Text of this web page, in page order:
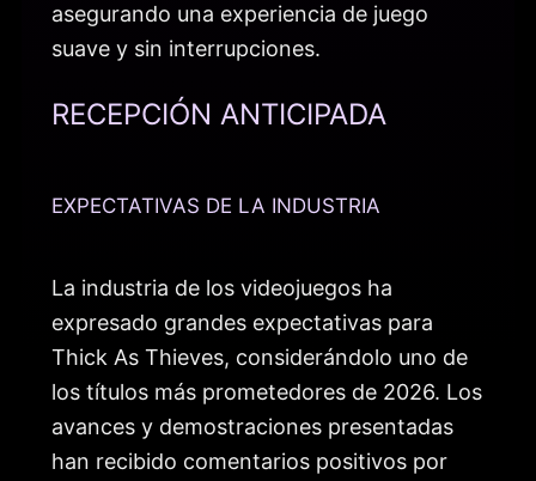
asegurando una experiencia de juego
suave y sin interrupciones.
RECEPCIÓN ANTICIPADA
EXPECTATIVAS DE LA INDUSTRIA
La industria de los videojuegos ha
expresado grandes expectativas para
Thick As Thieves, considerándolo uno de
los títulos más prometedores de 2026. Los
avances y demostraciones presentadas
han recibido comentarios positivos por